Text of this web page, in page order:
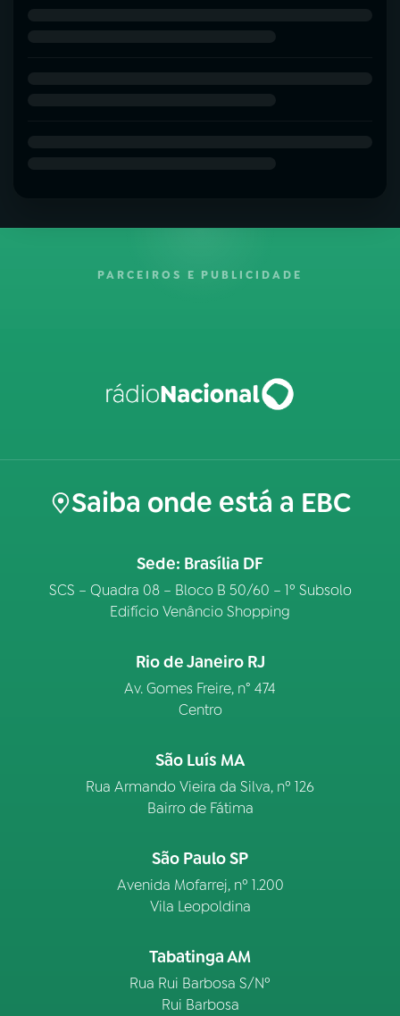
PARCEIROS E PUBLICIDADE
Saiba onde está a EBC
Sede: Brasília DF
SCS – Quadra 08 – Bloco B 50/60 – 1º Subsolo
Edifício Venâncio Shopping
Rio de Janeiro RJ
Av. Gomes Freire, n° 474
Centro
São Luís MA
Rua Armando Vieira da Silva, nº 126
Bairro de Fátima
São Paulo SP
Avenida Mofarrej, nº 1.200
Vila Leopoldina
Tabatinga AM
Rua Rui Barbosa S/Nº
Rui Barbosa